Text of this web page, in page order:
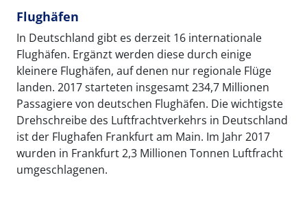
Flughäfen
In Deutschland gibt es derzeit 16 internationale
Flughäfen. Ergänzt werden diese durch einige
kleinere Flughäfen, auf denen nur regionale Flüge
landen. 2017 starteten insgesamt 234,7 Millionen
Passagiere von deutschen Flughäfen. Die wichtigste
Drehschreibe des Luftfrachtverkehrs in Deutschland
ist der Flughafen Frankfurt am Main. Im Jahr 2017
wurden in Frankfurt 2,3 Millionen Tonnen Luftfracht
umgeschlagenen.